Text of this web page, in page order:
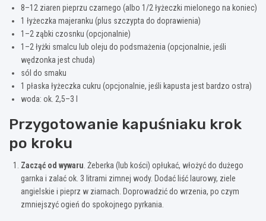
8–12 ziaren pieprzu czarnego (albo 1/2 łyżeczki mielonego na koniec)
1 łyżeczka majeranku (plus szczypta do doprawienia)
1–2 ząbki czosnku (opcjonalnie)
1–2 łyżki smalcu lub oleju do podsmażenia (opcjonalnie, jeśli
wędzonka jest chuda)
sól do smaku
1 płaska łyżeczka cukru (opcjonalnie, jeśli kapusta jest bardzo ostra)
woda: ok. 2,5–3 l
Przygotowanie kapuśniaku krok
po kroku
Zacząć od wywaru . Żeberka (lub kości) opłukać, włożyć do dużego
garnka i zalać ok. 3 litrami zimnej wody. Dodać liść laurowy, ziele
angielskie i pieprz w ziarnach. Doprowadzić do wrzenia, po czym
zmniejszyć ogień do spokojnego pyrkania.